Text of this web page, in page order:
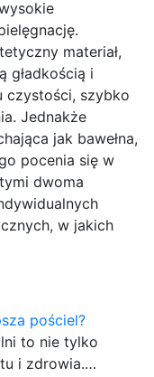
materiał,
gładkością i
czystości, szybko
Jednakże
jak bawełna,
pocenia się w
dwoma
w jakich
pościel?
to nie tylko
i zdrowia.…